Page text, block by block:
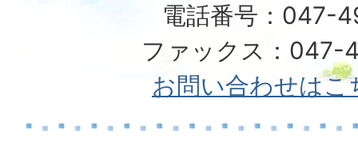
電話番号：047-
ファックス：047-
お問い合わせはこ